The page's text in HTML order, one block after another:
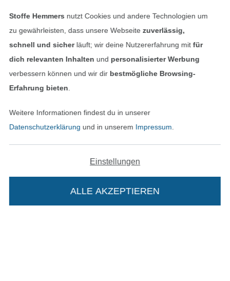
Alle Preise inkl. der gesetzl. MwSt.
Finde mehr Inspiration
Deutsch
Nederlands
In den niederländischen
(France)
In den
Stoffe Hemmers nutzt Cookies und andere Technologien um
zu gewährleisten, dass unsere Webseite zuverlässig,
schnell und sicherläuft; wir deine Nutzererfahrung mitfür
dich relevanten Inhalten und personalisierter Werbung
verbessern können und wir dir bestmögliche Browsing-
Erfahrung bieten
Weitere Informationen findest du in unserer
Datenschutzerklärung und in unserem Impressum
Einstellungen
ALLE AKZEPTIEREN